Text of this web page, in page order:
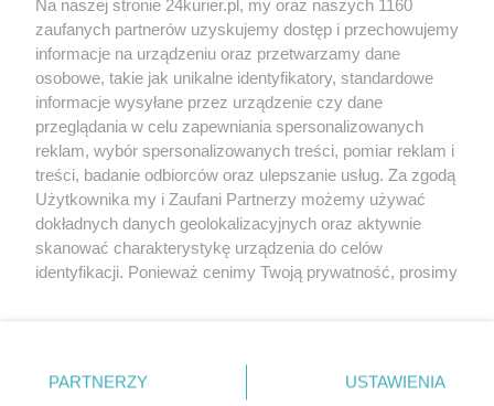
Zmiany w sieci szkół
Sesja sejmiku. Dwie szkoły do likwidacji
POGODA
19℃
Zobacz prognozę na 3 dni
Copyright © 2022 Kurier Szczeciński sp. z o.o.
Na naszej stronie 24kurier.pl, my oraz naszych 1160
zaufanych partnerów uzyskujemy dostęp i przechowujemy
informacje na urządzeniu oraz przetwarzamy dane
osobowe, takie jak unikalne identyfikatory, standardowe
informacje wysyłane przez urządzenie czy dane
przeglądania w celu zapewniania spersonalizowanych
reklam, wybór spersonalizowanych treści, pomiar reklam i
treści, badanie odbiorców oraz ulepszanie usług. Za zgodą
Użytkownika my i Zaufani Partnerzy możemy używać
dokładnych danych geolokalizacyjnych oraz aktywnie
skanować charakterystykę urządzenia do celów
identyfikacji. Ponieważ cenimy Twoją prywatność, prosimy
prywatności znajdujący się w lewym dolnym rogu strony
. Niektóre rodzaje przetwarzania danych nie wymagają
PARTNERZY USTAWIENIA